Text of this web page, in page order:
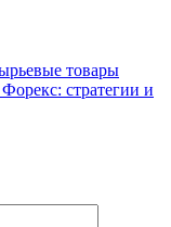
товары
стратегии и